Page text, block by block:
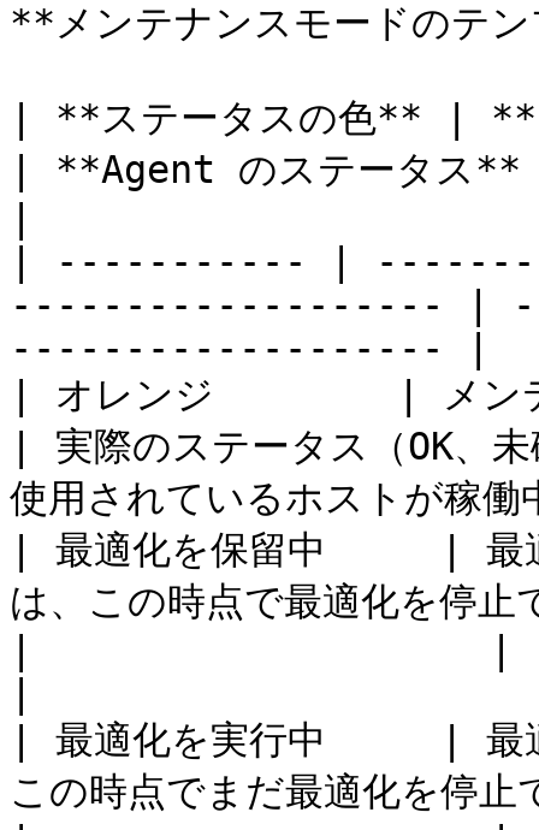
**メンテナンスモードのテ
| **ステータスの色** | **
| **Agent のステータ
| ----------- |
------------------- |
------------------- |
| オレンジ        | メン
| 実際のステータス（OK、
使用されているホストが稼
| 最適化を保留中     | 最適
は、この時点で最適化を停止
| 最適化を実行中     | 最適
この時点でまだ最適化を停止